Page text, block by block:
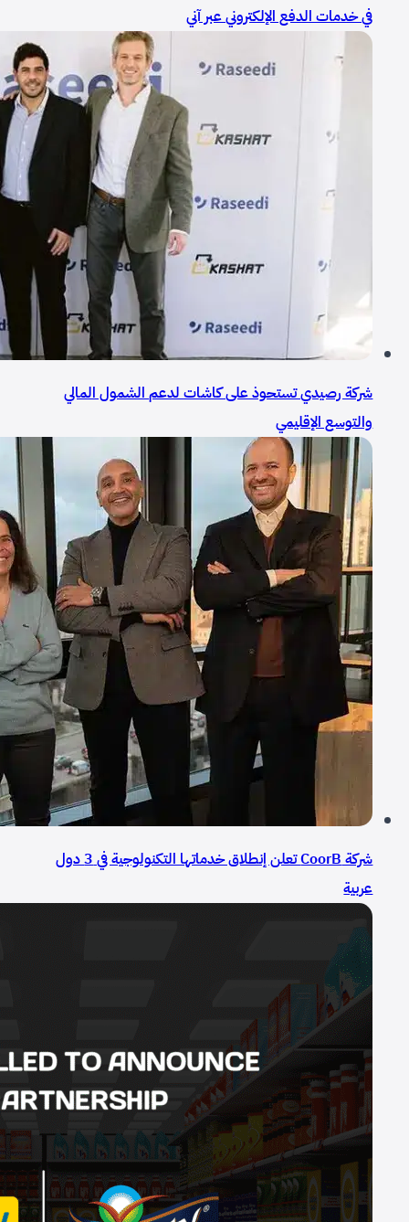
في خدمات الدفع الإلكتروني عبر آني
شركة رصيدي تستحوذ على كاشات لدعم الشمول المالي
والتوسع الإقليمي
شركة CoorB تعلن إنطلاق خدماتها التكنولوجية في 3 دول
عربية